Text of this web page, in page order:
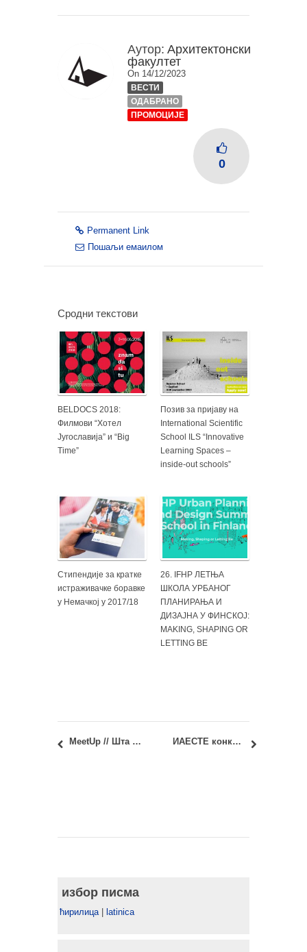
Аутор: Архитектонски
факултет
On 14/12/2023
ВЕСТИ
ОДАБРАНО
ПРОМОЦИЈЕ
0
Permanent Link
Пошаљи емаилом
Сродни текстови
BELDOCS 2018:
Филмови “Хотел
Југославија” и “Big
Time”
Позив за пријаву на
International Scientific
School ILS “Innovative
Learning Spaces –
inside-out schools”
Стипендије за кратке
истраживачке боравке
у Немачкој у 2017/18
26. IFHP ЛЕТЊА
ШКОЛА УРБАНОГ
ПЛАНИРАЊА И
ДИЗАЈНА У ФИНСКОЈ:
MAKING, SHAPING OR
LETTING BE
MeetUp // Шта након факултета? ИАЕСТЕ конкурс за студенте БУ за 2023. годину
избор писма
ћирилица| latinica